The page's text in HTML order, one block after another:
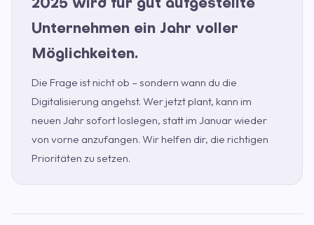
2025 wird für gut aufgestellte
Unternehmen ein Jahr voller
Möglichkeiten.
Die Frage ist nicht ob – sondern wann du die
Digitalisierung angehst. Wer jetzt plant, kann im
neuen Jahr sofort loslegen, statt im Januar wieder
von vorne anzufangen. Wir helfen dir, die richtigen
Prioritäten zu setzen.